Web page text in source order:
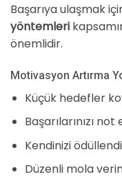
Başarıya ulaşmak
yöntemleri
önemlidir.
Motivasyon Artırma
Küçük hedefler
Başarılarınızı not
Kendinizi
Düzenli mola